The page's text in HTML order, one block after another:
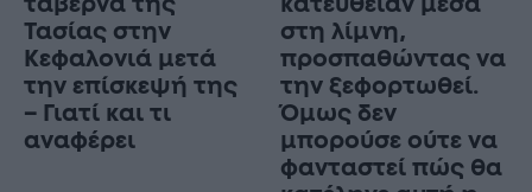
ταβέρνα της
Τασίας στην
Κεφαλονιά μετά
την επίσκεψή της
– Γιατί και τι
αναφέρει
κατευθείαν μέσα
στη λίμνη,
προσπαθώντας να
την ξεφορτωθεί.
Όμως δεν
μπορούσε ούτε να
φανταστεί πώς θα